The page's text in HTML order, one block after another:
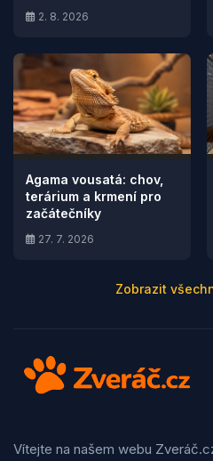
2. 8. 2026
Agama vousatá: chov,
terárium a krmení pro
začátečníky
27. 7. 2026
Zobrazit
Vítejte na našem webu